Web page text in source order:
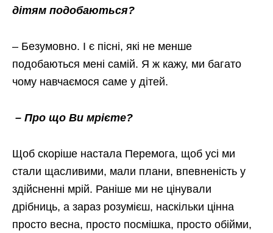
дітям подобаються?
– Безумовно. І є пісні, які не менше
подобаються мені самій. Я ж кажу, ми багато
чому навчаємося саме у дітей.
– Про що Ви мрієте?
Щоб скоріше настала Перемога, щоб усі ми
стали щасливими, мали плани, впевненість у
здійсненні мрій. Раніше ми не цінували
дрібниць, а зараз розумієш, наскільки цінна
просто весна, просто посмішка, просто обійми,